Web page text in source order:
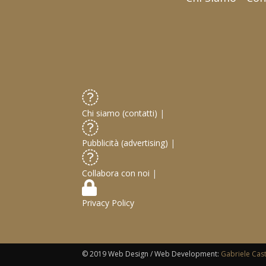
Chi siamo (contatti) |
Pubblicità (advertising) |
Collabora con noi |
Privacy Policy
© 2019 Web Design / Web Development: Gabriele